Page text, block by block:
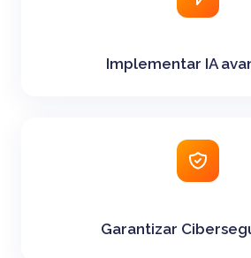
Implementar IA
Garantizar